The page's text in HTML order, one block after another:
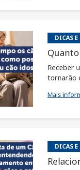
DICAS E
Receber
tornarão
Mais
DICAS E